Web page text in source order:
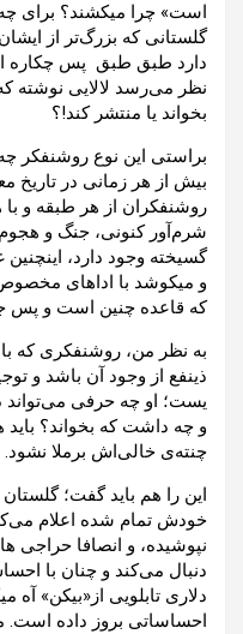
است» چرا میکشند؟ برای
گلستانی که بزرگ‌تر از
دارد طبق طبق پس چکاره
نظر می‌رسد لالایی نوشته
بخواند یا منتشر کند!؟
براستی این نوع روشنفکر
بیش از هر زمانی در تاریخ
روشنفکران از هر طبقه و با
شرم‌آور کنونی، جنگ و
گسیخته وجود دارد،
و میکوشد با اداهای
که قاعده چنین است و پس
به نظر من، روشنفکری که
ذینفع از وجود آن باشد و
یست؛ او چه حرفی می‌تواند
و چه داشت که بخواند؟
چنته‌ی خالی‌اش برملا نشود.
این را هم باید گفت؛ گلستان
خودش تمام شده اعلام
نپوشیده، و انصافا حراجی
دنبال می‌کند و چنان با
دلاری تابلویی از«بیکن»
احساساتی بروز داده